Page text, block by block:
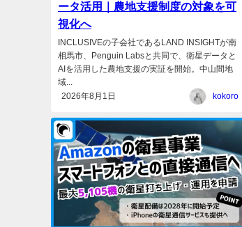
ータ活用｜農地支援制度の対象を可
視化へ
INCLUSIVEの子会社であるLAND INSIGHTが南
相馬市、Penguin Labsと共同で、衛星データと
AIを活用した農地支援の実証を開始。中山間地
域...
2026年8月1日
kokoro